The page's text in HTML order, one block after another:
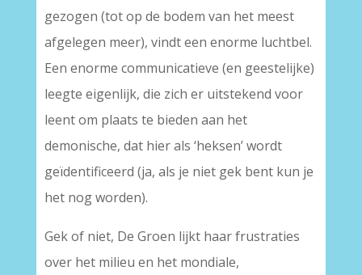
gezogen (tot op de bodem van het meest
afgelegen meer), vindt een enorme luchtbel.
Een enorme communicatieve (en geestelijke)
leegte eigenlijk, die zich er uitstekend voor
leent om plaats te bieden aan het
demonische, dat hier als ‘heksen’ wordt
geïdentificeerd (ja, als je niet gek bent kun je
het nog worden).
Gek of niet, De Groen lijkt haar frustraties
over het milieu en het mondiale,